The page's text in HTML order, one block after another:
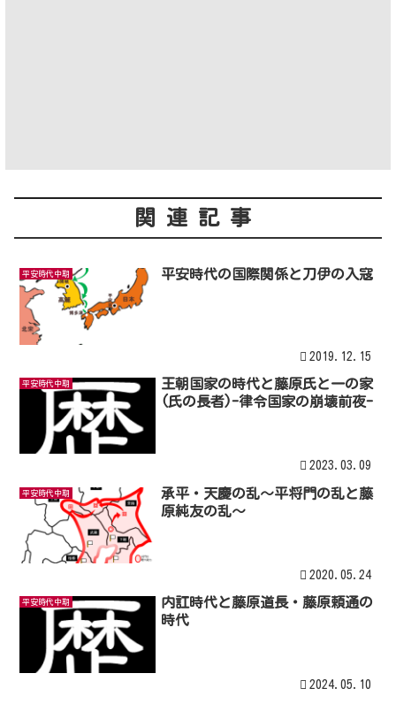
関連記事
平安時代中期 平安時代の国際関係と刀伊の入寇
2019.12.15
平安時代中期
王朝国家の時代と藤原氏と一の家
(氏の長者)-律令国家の崩壊前夜-
2023.03.09
平安時代中期
承平・天慶の乱〜平将門の乱と藤
原純友の乱〜
2020.05.24
平安時代中期
内訌時代と藤原道長・藤原頼通の
時代
2024.05.10